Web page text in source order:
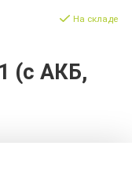
(с АКБ,
На складе